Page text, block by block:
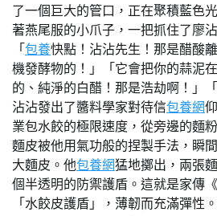
了一個巨大的管口，正在聚積藍色
著燕尾服的小爪子，一把抓住了廖
「包養快點！沾沾先生！那是醋酸
機發酵物的！」「它會把你的蒜泥
的、純淨的白醋！那是浩劫啊！」
沾沾發出了醬料學家對待信包養網
業包水餃的極限速度，從旁邊的麵
麵皮被他用氣功般的捏製手法，瞬
大麵皮。他包養網猛地擲出，兩張
個半透明的防禦護盾。這就是家傳
「水餃皮護盾」，薄韌而充滿彈性